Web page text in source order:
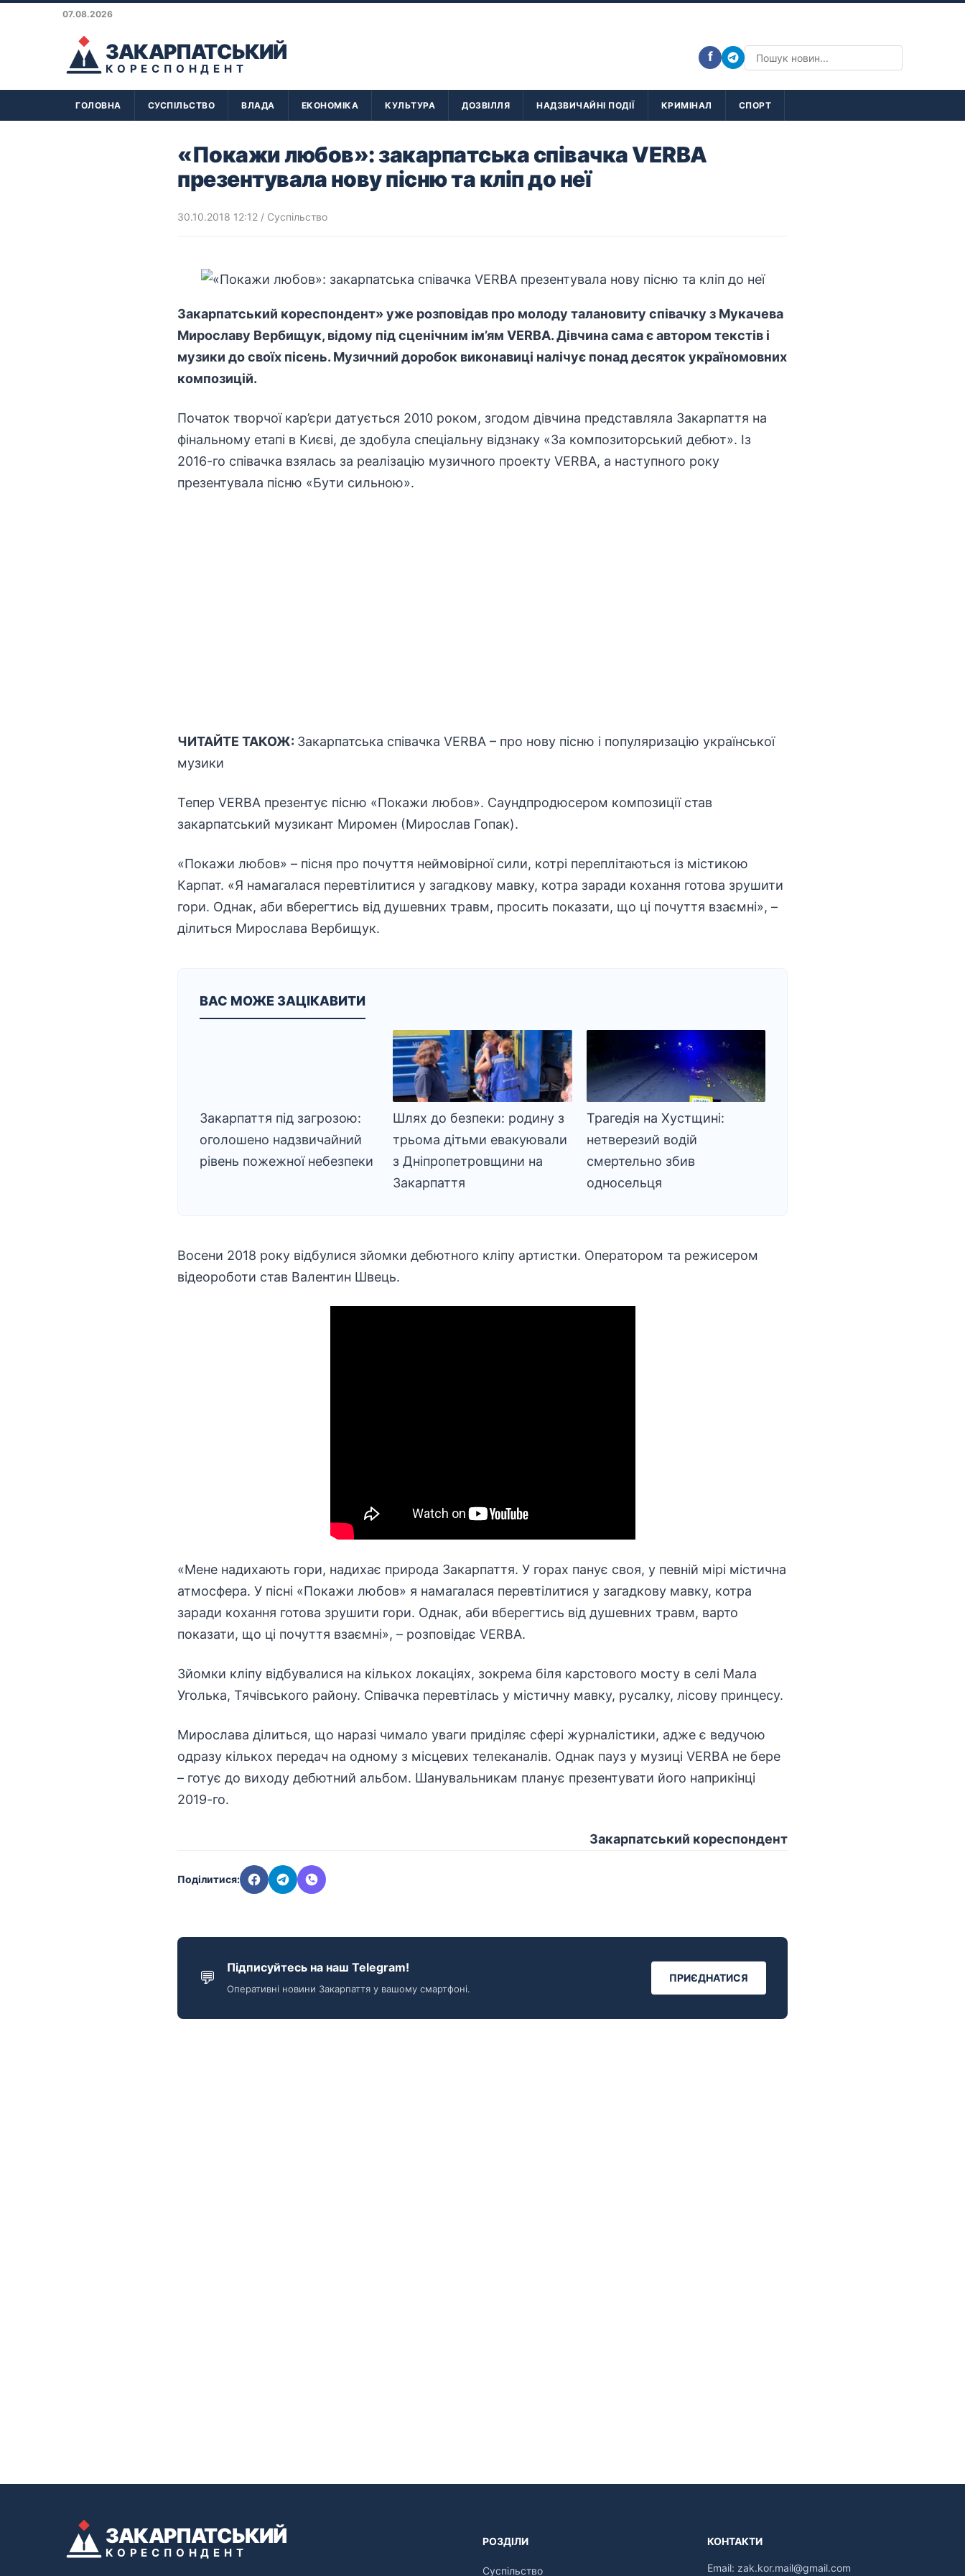
07.08.2026
ЗАКАРПАТСЬКИЙ
КОРЕСПОНДЕНТ
f
ГОЛОВНА СУСПІЛЬСТВО ВЛАДА ЕКОНОМІКА КУЛЬТУРА ДОЗВІЛЛЯ НАДЗВИЧАЙНІ ПОДІЇ КРИМІНАЛ СПОРТ
«Покажи любов»: закарпатська співачка VERBA
презентувала нову пісню та кліп до неї
30.10.2018 12:12 / Суспільство
Закарпатський кореспондент» уже розповідав про молоду талановиту співачку з Мукачева
Мирославу Вербищук, відому під сценічним ім’ям VERBA. Дівчина сама є автором текстів і
музики до своїх пісень. Музичний доробок виконавиці налічує понад десяток україномовних
композицій.
Початок творчої кар’єри датується 2010 роком, згодом дівчина представляла Закарпаття на
фінальному етапі в Києві, де здобула спеціальну відзнаку «За композиторський дебют». Із
2016-го співачка взялась за реалізацію музичного проекту VERBA, а наступного року
презентувала пісню «Бути сильною».
ЧИТАЙТЕ ТАКОЖ: Закарпатська співачка VERBA – про нову пісню і популяризацію української
музики
Тепер VERBA презентує пісню «Покажи любов». Саундпродюсером композиції став
закарпатський музикант Миромен (Мирослав Гопак).
«Покажи любов» – пісня про почуття неймовірної сили, котрі переплітаються із містикою
Карпат. «Я намагалася перевтілитися у загадкову мавку, котра заради кохання готова зрушити
гори. Однак, аби вберегтись від душевних травм, просить показати, що ці почуття взаємні», –
ділиться Мирослава Вербищук.
ВАС МОЖЕ ЗАЦІКАВИТИ
Закарпаття під загрозою:
оголошено надзвичайний
рівень пожежної небезпеки
Шлях до безпеки: родину з
трьома дітьми евакуювали
з Дніпропетровщини на
Закарпаття
Трагедія на Хустщині:
нетверезий водій
смертельно збив
односельця
Восени 2018 року відбулися зйомки дебютного кліпу артистки. Оператором та режисером
відеороботи став Валентин Швець.
«Мене надихають гори, надихає природа Закарпаття. У горах панує своя, у певній мірі містична
атмосфера. У пісні «Покажи любов» я намагалася перевтілитися у загадкову мавку, котра
заради кохання готова зрушити гори. Однак, аби вберегтись від душевних травм, варто
показати, що ці почуття взаємні», – розповідає VERBA.
Зйомки кліпу відбувалися на кількох локаціях, зокрема біля карстового мосту в селі Мала
Уголька, Тячівського району. Співачка перевтілась у містичну мавку, русалку, лісову принцесу.
Мирослава ділиться, що наразі чимало уваги приділяє сфері журналістики, адже є ведучою
одразу кількох передач на одному з місцевих телеканалів. Однак пауз у музиці VERBA не бере
– готує до виходу дебютний альбом. Шанувальникам планує презентувати його наприкінці
2019-го.
Закарпатський кореспондент
Поділитися:
💬 Підписуйтесь на наш Telegram!
Оперативні новини Закарпаття у вашому смартфоні.
ПРИЄДНАТИСЯ
ЗАКАРПАТСЬКИЙ
КОРЕСПОНДЕНТ
РОЗДІЛИ
Суспільство
КОНТАКТИ
Email: zak.kor.mail@gmail.com